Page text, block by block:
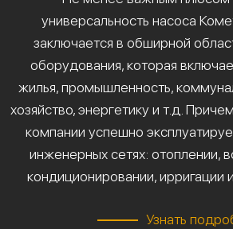
универсальность насоса
заключается в обширной
оборудования, которая
жилья, промышленность,
хозяйство, энергетику и т.д.
компании успешно
инженерных сетях: отоплении,
кондиционировании, ирригации
Узнать